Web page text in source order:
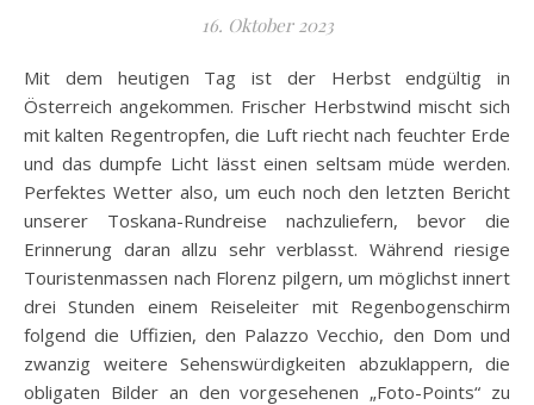
16. Oktober 2023
Mit dem heutigen Tag ist der Herbst endgültig in
Österreich angekommen. Frischer Herbstwind mischt sich
mit kalten Regentropfen, die Luft riecht nach feuchter Erde
und das dumpfe Licht lässt einen seltsam müde werden.
Perfektes Wetter also, um euch noch den letzten Bericht
unserer Toskana-Rundreise nachzuliefern, bevor die
Erinnerung daran allzu sehr verblasst. Während riesige
Touristenmassen nach Florenz pilgern, um möglichst innert
drei Stunden einem Reiseleiter mit Regenbogenschirm
folgend die Uffizien, den Palazzo Vecchio, den Dom und
zwanzig weitere Sehenswürdigkeiten abzuklappern, die
obligaten Bilder an den vorgesehenen „Foto-Points“ zu